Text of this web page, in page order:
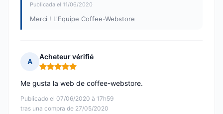
Publicada el 11/06/2020
Merci ! L'Equipe Coffee-Webstore
A
Acheteur vérifié
Nota: 5 de 5
Publicado el 07/06/2020 à 17h59
tras una compra de 27/05/2020
Me gusta la web de coffee-webstore.